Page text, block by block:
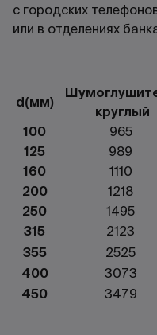
с городских
или в отделениях
d(мм)
круглый
100
965
125
989
160
1110
200
1218
250
1495
315
2123
355
2525
400
3073
450
3479